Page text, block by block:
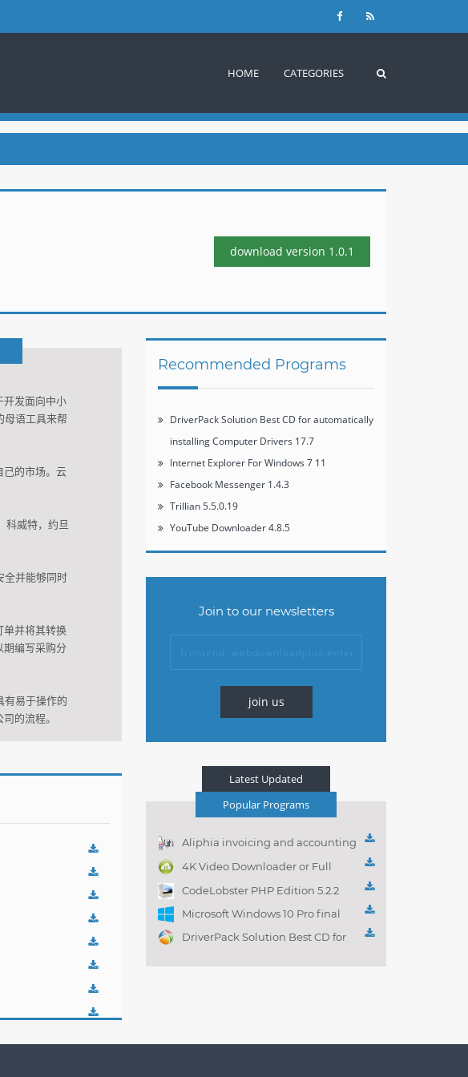
HOME CATEGORIES
download version 1.0.1
开发面向中小
母语工具来帮
的市场。 云
科威特，约旦
全并能够同时
单并将其转换
期编写采购分
有易于操作的
的流程。
Recommended Programs
DriverPack Solution Best CD for automatically
installing Computer Drivers 17.7
Internet Explorer For Windows 7 11
Facebook Messenger 1.4.3
Trillian 5.5.0.19
YouTube Downloader 4.8.5
Join to our newsletters
join us
Latest Updated
Popular Programs
Aliphia invoicing and accounting
management 1.0.1
4K Video Downloader or Full
Playlist! 3.4.5.1525
CodeLobster PHP Edition 5.2.2
Microsoft Windows 10 Pro final
DriverPack Solution Best CD for